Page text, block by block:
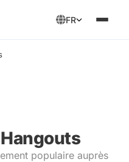
FR
populaire auprès